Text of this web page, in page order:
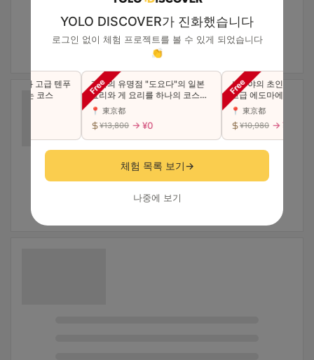
YOLO DISCOVER가 진화했습니다
로그인 없이 체험 프로젝트를 볼 수 있게 되었습니다
👏
밥과 고급 텐푸
있는 코스
긴자의 유명점 "도요다"의 일본
요리와 게 요리를 하나의 코스에
서 사치스럽게 맛본다（동반 가
능）
📍 東京都
¥13,800 → ¥0
시부야의 초인기점이
고급 에도마에 초밥 "특
카세 코스를 만끽하세요
📍 東京都
¥10,980 → ¥0
체험 목록 보기→
나중에 보기